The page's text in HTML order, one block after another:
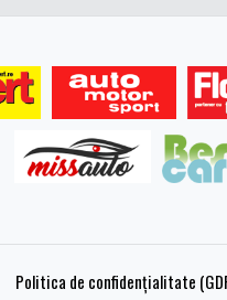
Politica de confidențialitate